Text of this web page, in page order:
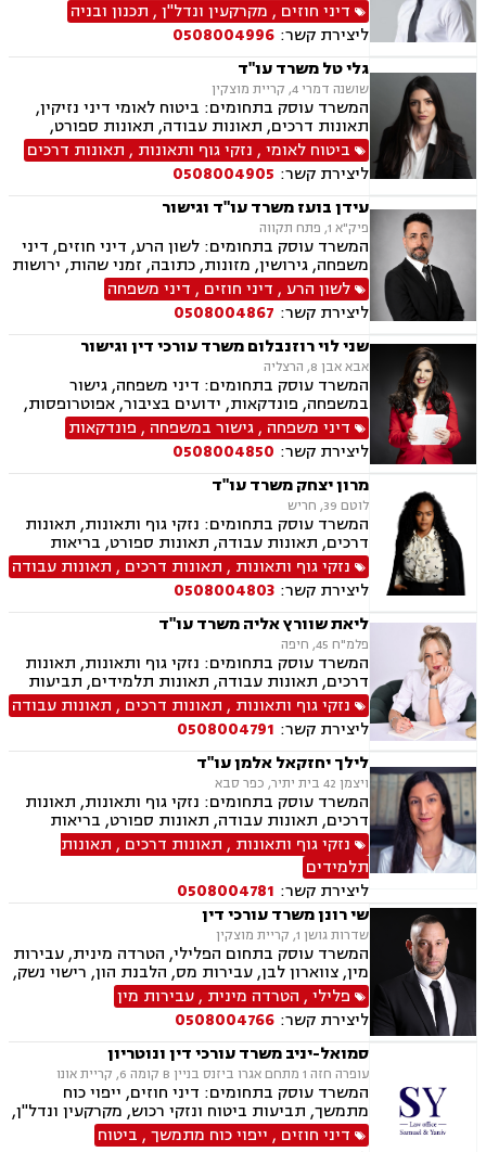
ליקויי בנייה מושבים וקיבוצים, פינוי בינוי, קבוצות
רכישה, עסקאות מכר דירה, פינוי מושכר, הפקעת
קרקעות, מגרשים לבניה דיירות מוגנת, נחלות
ומשקים במושבים, רשות מקרקעי ישראל, צווי
הריסה, רישום קבלנים, בתים משותפים נדל"ן
ביהודה ושומרון, דיני תאגידים, אזרחי מסחרי, נזקי
רכוש.
דיני חוזים , מקרקעין ונדל"ן, תכנון ובניה
ליצירת קשר: 0508004996
גלי טל משרד עו"ד
שושנה דמרי 4, קריית מוצקין
המשרד עוסק בתחומים: ביטוח לאומי דיני נזיקין,
תאונות דרכים, תאונות עבודה, תאונות ספורט,
בריאות הנפש אובדן כושר עבודה, תאונות תלמידים,
תאונות עקב רשלנות, צבא ומשרד הביטחון.
ביטוח לאומי, נזקי גוף ותאונות , תאונות דרכים
ליצירת קשר: 0508004905
עידן בועז משרד עו"ד וגישור
פיק"א 1, פתח תקווה
המשרד עוסק בתחומים: לשון הרע, דיני חוזים, דיני
משפחה, גירושין, מזונות, כתובה, זמני שהות, ירושות
וצוואת, הסכמי ממון, ייפוי כוח מתמשך, חלוקת רכוש,
ידועים בציבור, אפוטרופסות, צווי הרחקה, הגנת
הפרטיות, פינוי מושכר, מקרקעין ונדל"ן, עסקאות
מכר דירה.
לשון הרע , דיני חוזים , דיני משפחה
ליצירת קשר: 0508004867
שני לוי רוזנבלום משרד עורכי דין וגישור
אבא אבן 8, הרצליה
המשרד עוסק בתחומים: דיני משפחה, גישור
במשפחה, פונדקאות, ידועים בציבור, אפוטרופסות,
הסכמי ממון, אבהות, מזונות, משמורת, גירושין,
הורות חד מינית, נישואים אזרחיים, חוק הנוער,
אימוץ, חלוקת רכוש, מעמד אישי, תיאום הורי, חטיפת
ילדים, זמני שהות (החזקת ילדים), אומנה, ניכור הורי,
עסקאות מתנה.
דיני משפחה ,גישור במשפחה , פונדקאות
ליצירת קשר: 0508004850
מרון יצחק משרד עו"ד
לוטם 39, חריש
המשרד עוסק בתחומים: נזקי גוף ותאונות, תאונות
דרכים, תאונות עבודה, תאונות ספורט, בריאות
הנפש, אובדן כושר עבודה תאונות תלמידים, תאונות
עקב רשלנות, רשלנות רפואית, רשלנות רפואית הריון
ולידה, רשלנות רפואית רפואת שיניים
נזקי גוף ותאונות , תאונות דרכים , תאונות עבודה
ליצירת קשר: 0508004803
ליאת שוורץ אליה משרד עו"ד
פלמ"ח 45, חיפה
המשרד עוסק בתחומים: נזקי גוף ותאונות, תאונות
דרכים, תאונות עבודה, תאונות תלמידים, תביעות
ביטוח, תביעות ביטוח לאומי, ייפוי כוח מתמשך,
גישור.
נזקי גוף ותאונות , תאונות דרכים , תאונות עבודה
ליצירת קשר: 0508004791
לילך יחזקאל אלמן עו"ד
ויצמן 42 בית יתיר, כפר סבא
המשרד עוסק בתחומים: נזקי גוף ותאונות, תאונות
דרכים, תאונות עבודה, תאונות ספורט, בריאות
הנפש, אובדן כושר עבודה, תאונות תלמידים, תאונות
עקב רשלנות, ביטוח לאומי, ייפוי כוח מתמשך,
ירושות וצוואת
נזקי גוף ותאונות , תאונות דרכים , תאונות
תלמידים
ליצירת קשר: 0508004781
שי רונן משרד עורכי דין
שדרות גושן 1, קריית מוצקין
המשרד עוסק בתחום הפלילי, הטרדה מינית, עבירות
מין, צווארון לבן, עבירות מס, הלבנת הון, רישוי נשק,
ייצוג קטינים, אלימות במשפחה, עבירות סמים, ועדת
שחרורים, עבירות סייבר, סירוב ויזה לארה"ב, מחיקת
רישום פלילי הסגרה ופשיעה בינלאומית, נפגעי
עבירה.
פלילי, הטרדה מינית ,עבירות מין
ליצירת קשר: 0508004766
סמואל-יניב משרד עורכי דין ונוטריון
עופרה חזה 1 מתחם אגרו ביזנס בניין B קומה 6, קריית אונו
המשרד עוסק בתחומים: דיני חוזים, ייפוי כוח
מתמשך, תביעות ביטוח ונזקי רכוש, מקרקעין ונדל"ן,
תמ"א 38, לשון הרע, ירושות וצוואות, מושביםדיני חוזים , ייפוי כוח מתמשך, ביטוח